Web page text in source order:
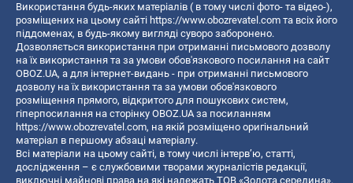
Використання будь-яких матеріалів ( в тому числі фото- та відео-),
розміщених на цьому сайті https://www.obozrevatel.com та всіх його
піддоменах, в будь-якому вигляді суворо заборонено.
Дозволяється використання при отриманні письмового дозволу
на їх використання та за умови обов'язкового посилання на сайт
OBOZ.UA, а для інтернет-видань - при отриманні письмового
дозволу на їх використання та за умови обов'язкового
розміщення прямого, відкритого для пошукових систем,
гіперпосилання на сторінку OBOZ.UA за посиланням
https://www.obozrevatel.com, на якій розміщено оригінальний
матеріал в першому абзаці матеріалу.
Всі матеріали на цьому сайті, в тому числі інтерв’ю, статті,
дослідження – є службовими творами журналістів редакції,
виключні майнові права на які належать ТОВ «Золота середина».